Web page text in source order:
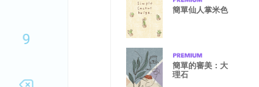
簡單仙人掌米色
簡單的審美：大
理石